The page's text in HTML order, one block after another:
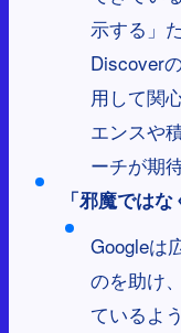
示する」
Discover
用して関
エンスや
ーチが期
「邪魔では
Googleは
のを助け
ているよ